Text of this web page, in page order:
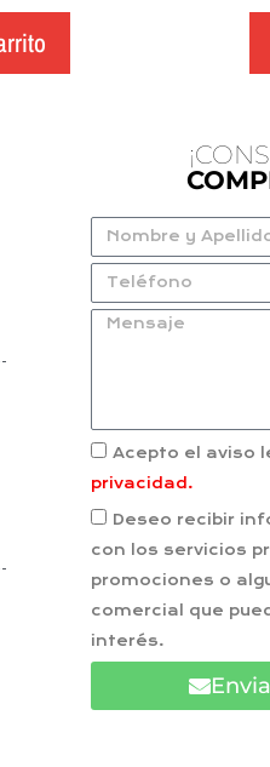
Acepto el aviso
privacidad.
Deseo recibir
con los servicios
promociones o
comercial que
interés.